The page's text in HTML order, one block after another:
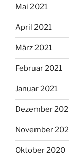
Mai 2021
April 2021
März 2021
Februar 2021
Januar 2021
Dezember
November
Oktober 2020